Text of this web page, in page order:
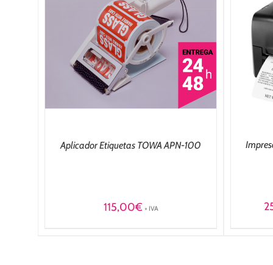
Aplicador Etiquetas TOWA APN-100
115,00€ + IVA
SELECCIONAR OPCIONES
DETALLES